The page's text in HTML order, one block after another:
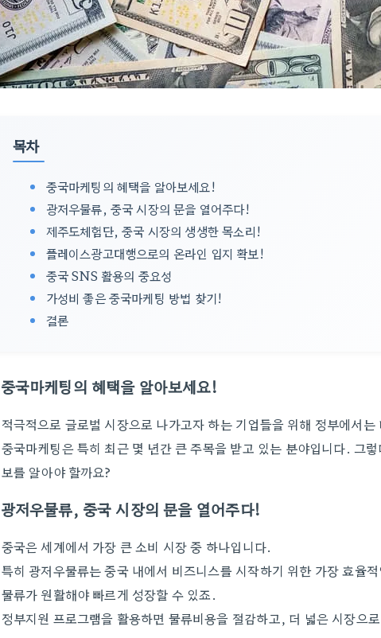
목차
중국마케팅의 혜택을 알아보세요!
광저우물류, 중국 시장의 문을 열어주다!
제주도체험단, 중국 시장의 생생한 목소리!
플레이스광고대행으로의 온라인 입지 확보!
중국 SNS 활용의 중요성
가성비 좋은 중국마케팅 방법 찾기!
결론
중국마케팅의 혜택을 알아보세요!
적극적으로 글로벌 시장으로 나가고자 하는 기업들을 위해 정부에서
중국마케팅은 특히 최근 몇 년간 큰 주목을 받고 있는 분야입니다. 그
보를 알아야 할까요?
광저우물류, 중국 시장의 문을 열어주다!
중국은 세계에서 가장 큰 소비 시장 중 하나입니다.
특히 광저우물류는 중국 내에서 비즈니스를 시작하기 위한 가장 효율
물류가 원활해야 빠르게 성장할 수 있죠.
정부지원 프로그램을 활용하면 물류비용을 절감하고, 더 넓은 시장으